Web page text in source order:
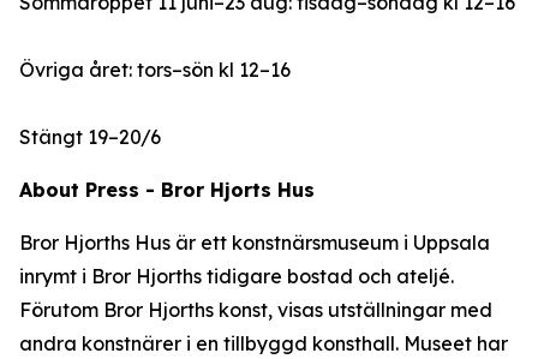
Övriga året: tors–sön kl 12–16
Stängt 19–20/6
About Press - Bror Hjorts Hus
Bror Hjorths Hus är ett konstnärsmuseum i Uppsala
inrymt i Bror Hjorths tidigare bostad och ateljé.
Förutom Bror Hjorths konst, visas utställningar med
andra konstnärer i en tillbyggd konsthall. Museet har